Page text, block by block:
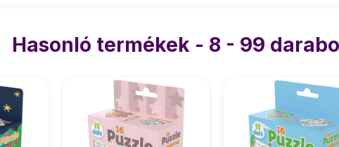
Hasonló termékek - 8 - 99